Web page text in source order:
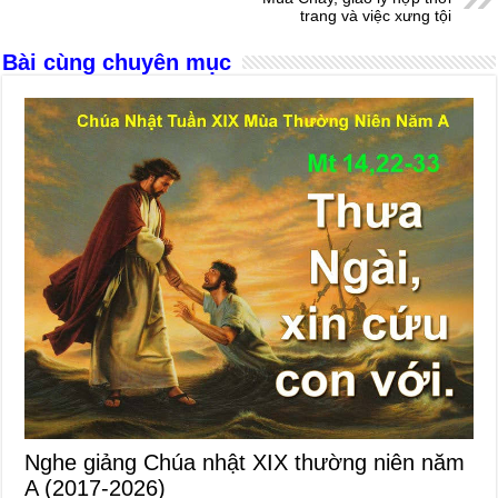
k
trang và việc xưng tội
Bài cùng chuyên mục
Nghe giảng Chúa nhật XIX thường niên năm
A (2017-2026)